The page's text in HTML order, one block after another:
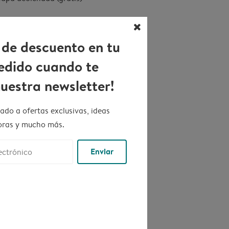
a
close
descuento en tu
cuando te
newsletter!
a ofertas exclusivas, ideas
y mucho más.
Enviar